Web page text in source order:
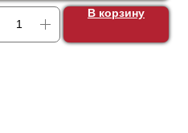
В корзину